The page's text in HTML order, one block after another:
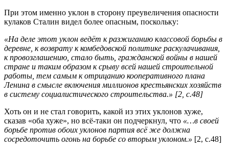
При этом именно уклон в сторону преувеличения опасности
кулаков Сталин видел более опасным, поскольку:
«На деле этот уклон ведёт к разжиганию классовой борьбы в
деревне, к возврату к комбедовской политике раскулачивания,
к провозглашению, стало быть, гражданской войны в нашей
стране и таким образом к срыву всей нашей строительной
работы, тем самым к отрицанию кооперативного плана
Ленина в смысле включения миллионов крестьянских хозяйств
в систему социалистического строительства.» [2, с.48]
Хоть он и не стал говорить, какой из этих уклонов хуже,
сказав «оба хуже», но всё-таки он подчеркнул, что «…в своей
борьбе против обоих уклонов партия всё же должна
сосредоточить огонь на борьбе со вторым уклоном.» [2, с.48]